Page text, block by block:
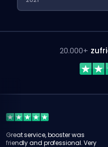
20.000+
Great service, booster was
friendly and professional. Very